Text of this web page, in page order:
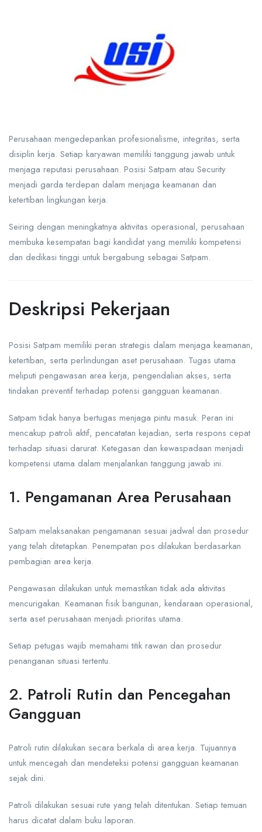
Perusahaan mengedepankan profesionalisme, integritas, serta
disiplin kerja. Setiap karyawan memiliki tanggung jawab untuk
menjaga reputasi perusahaan. Posisi Satpam atau Security
menjadi garda terdepan dalam menjaga keamanan dan
ketertiban lingkungan kerja.
Seiring dengan meningkatnya aktivitas operasional, perusahaan
membuka kesempatan bagi kandidat yang memiliki kompetensi
dan dedikasi tinggi untuk bergabung sebagai Satpam.
Deskripsi Pekerjaan
Posisi Satpam memiliki peran strategis dalam menjaga keamanan,
ketertiban, serta perlindungan aset perusahaan. Tugas utama
meliputi pengawasan area kerja, pengendalian akses, serta
tindakan preventif terhadap potensi gangguan keamanan.
Satpam tidak hanya bertugas menjaga pintu masuk. Peran ini
mencakup patroli aktif, pencatatan kejadian, serta respons cepat
terhadap situasi darurat. Ketegasan dan kewaspadaan menjadi
kompetensi utama dalam menjalankan tanggung jawab ini.
1. Pengamanan Area Perusahaan
Satpam melaksanakan pengamanan sesuai jadwal dan prosedur
yang telah ditetapkan. Penempatan pos dilakukan berdasarkan
pembagian area kerja.
Pengawasan dilakukan untuk memastikan tidak ada aktivitas
mencurigakan. Keamanan fisik bangunan, kendaraan operasional,
serta aset perusahaan menjadi prioritas utama.
Setiap petugas wajib memahami titik rawan dan prosedur
penanganan situasi tertentu.
2. Patroli Rutin dan Pencegahan
Gangguan
Patroli rutin dilakukan secara berkala di area kerja. Tujuannya
untuk mencegah dan mendeteksi potensi gangguan keamanan
sejak dini.
Patroli dilakukan sesuai rute yang telah ditentukan. Setiap temuan
harus dicatat dalam buku laporan.